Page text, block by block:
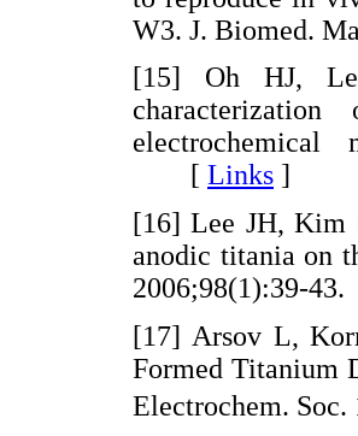
W3. J. Biomed.
[15] Oh HJ,
electrochemical
[ Links ]
[16] Lee JH, Kim
anodic titania on
[17] Arsov L,
Formed Titanium
Electrochem.